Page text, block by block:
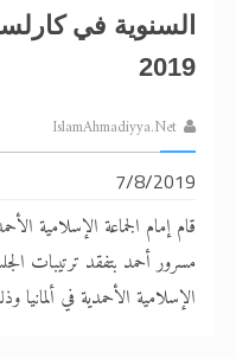
السنوية في
2019
IslamAhmadiyya.Net
7/8/2019
قام إمام الجماعة الإسلامية
مسرور أحمد بتفقد ترتيبات
الإسلامية الأحمدية في ألمانيا وذلك يوم